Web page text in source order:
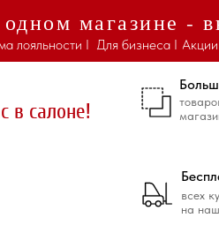
магазине -
Для бизнеса I
лояльности I
всех
на
в салоне!